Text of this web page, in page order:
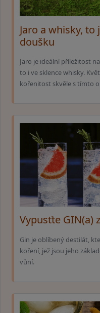
Jaro a whisky, to
doušku
Jaro je ideální příležitost
to i ve sklence whisky.
kořenitost skvěle s tímto
Vypusťte GIN(a)
Gin je oblíbený destilát,
koření, jež jsou jeho
vůní.